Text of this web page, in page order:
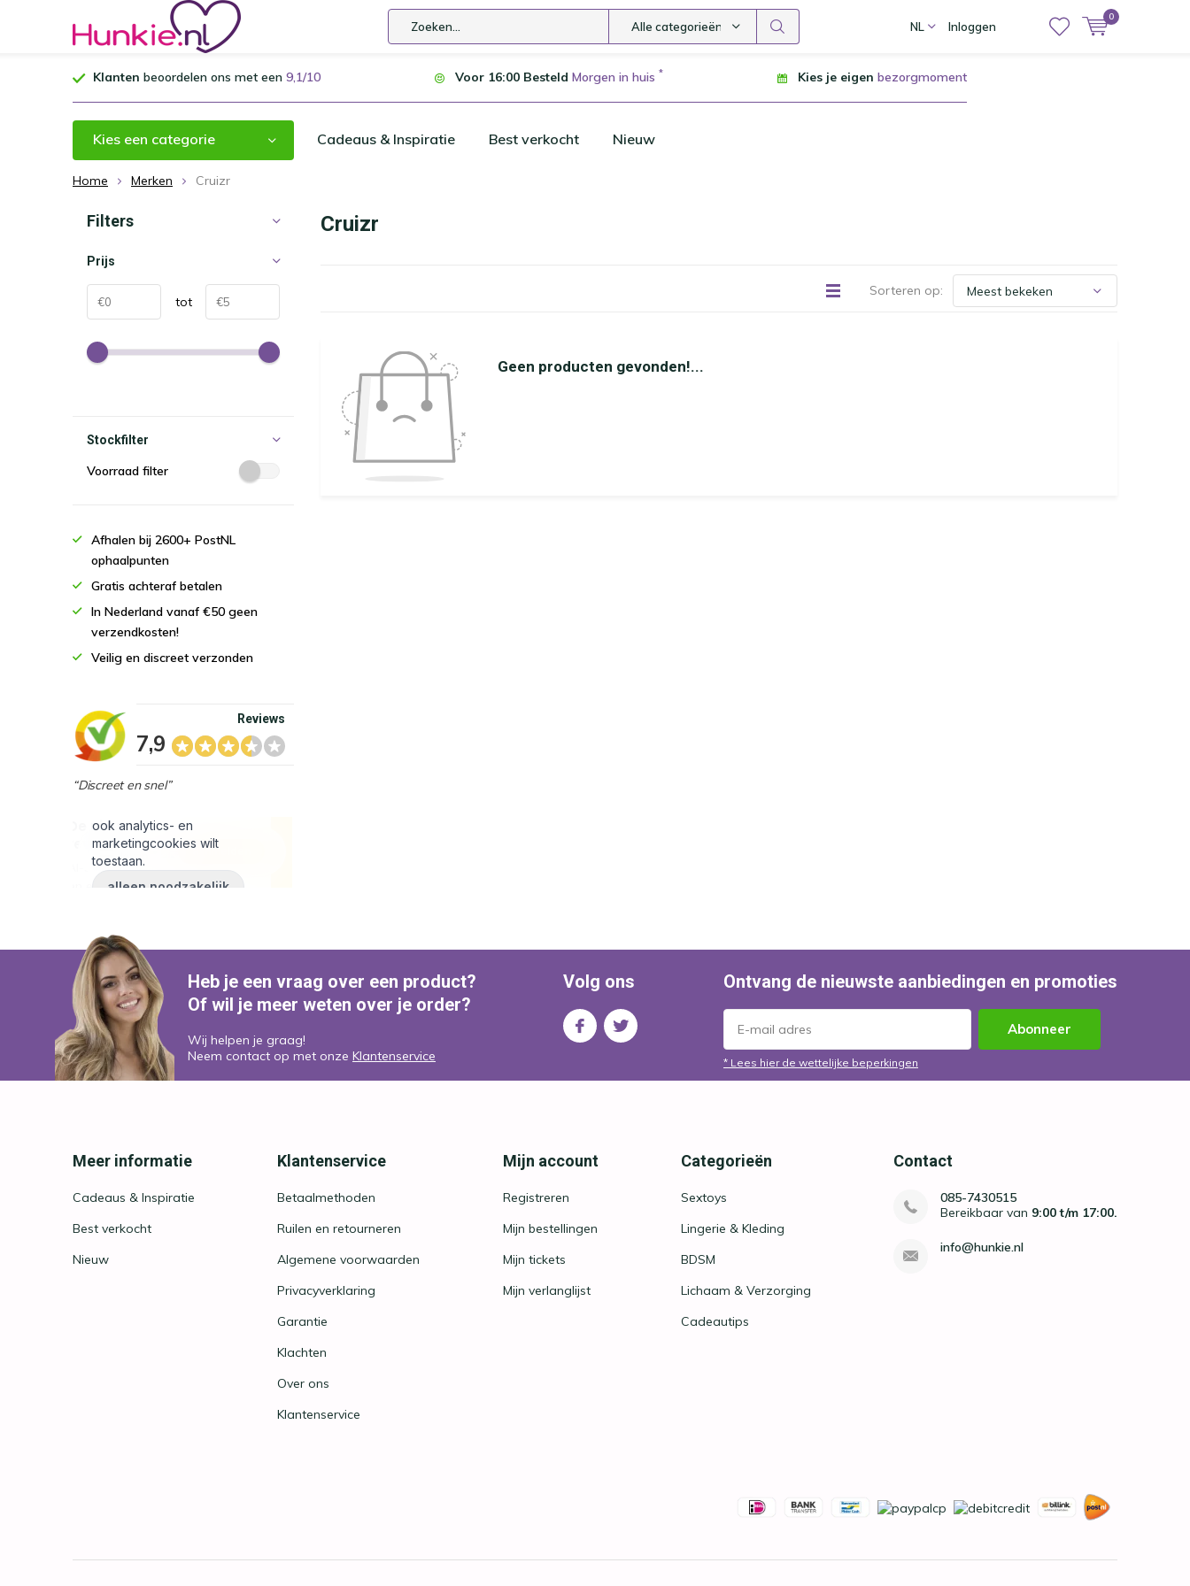
Alle categorieën NL Inloggen
0
Klanten beoordelen ons met een 9,1/10 Voor 16:00 Besteld Morgen in huis * Kies je eigen bezorgmoment
Kies een categorie Cadeaus & Inspiratie Best verkocht Nieuw
Home Merken Cruizr
Cruizr
Sorteren op:
Geen producten gevonden!...
Filters
Prijs
tot
Stockfilter
Voorraad filter
Afhalen bij 2600+ PostNL
ophaalpunten
Gratis achteraf betalen
In Nederland vanaf €50 geen
verzendkosten!
Veilig en discreet verzonden
7,9
Reviews
“Discreet en snel”
Heb je een vraag over een product?
Of wil je meer weten over je order?
Wij helpen je graag!
Neem contact op met onze Klantenservice
Volg ons Ontvang de nieuwste aanbiedingen en promoties
Abonneer
* Lees hier de wettelijke beperkingen
Meer informatie
Cadeaus & Inspiratie
Best verkocht
Nieuw
Klantenservice
Betaalmethoden
Ruilen en retourneren
Algemene voorwaarden
Privacyverklaring
Garantie
Klachten
Over ons
Klantenservice
Mijn account
Registreren
Mijn bestellingen
Mijn tickets
Mijn verlanglijst
Categorieën
Sextoys
Lingerie & Kleding
BDSM
Lichaam & Verzorging
Cadeautips
Contact
085-7430515
Bereikbaar van 9:00 t/m 17:00.
info@hunkie.nl